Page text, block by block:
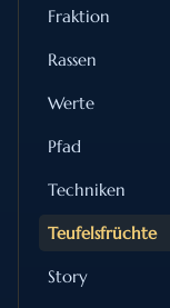
Fraktion
Rassen
Werte
Pfad
Techniken
Teufelsfrüchte
Story